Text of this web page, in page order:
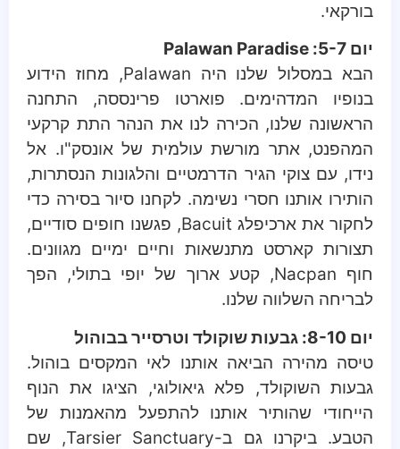
בורקאי.
יום 5-7: Palawan Paradise
הבא במסלול שלנו היה Palawan, מחוז הידוע
בנופיו המדהימים. פוארטו פרינססה, התחנה
הראשונה שלנו, הכירה לנו את הנהר התת קרקעי
המהפנט, אתר מורשת עולמית של אונסק"ו. אל
נידו, עם צוקי הגיר הדרמטיים והלגונות הנסתרות,
הותירו אותנו חסרי נשימה. לקחנו סיור בסירה כדי
לחקור את ארכיפלג Bacuit, פגשנו חופים סודיים,
תצורות קארסט מתנשאות וחיים ימיים מגוונים.
חוף Nacpan, קטע ארוך של יופי בתולי, הפך
לבריחה השלווה שלנו.
יום 8-10: גבעות שוקולד וטרסייר בבוהול
טיסה מהירה הביאה אותנו לאי המקסים בוהול.
גבעות השוקולד, פלא גיאולוגי, הציגו את הנוף
הייחודי שהותיר אותנו להתפעל מהאמנות של
הטבע. ביקרנו גם ב-Tarsier Sanctuary, שם